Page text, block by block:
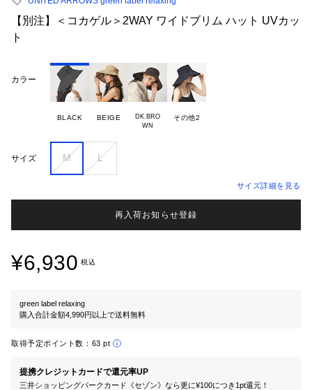
【別注】＜コカゲル＞2WAY ワイドブリム ハット UVカッ
ト
カラー
BLACK BEIGE
DK.BRO
その他2
サイズ M L
サイズ詳細を見る
再入荷お知らせ登録
¥6,930 税込
green label relaxing
購入合計金額4,990円以上で送料無料
取得予定ポイント数： 63 pt
提携クレジットカードで還元率UP
三井ショッピングパークカード《セゾン》なら更に¥100につき1pt還元！